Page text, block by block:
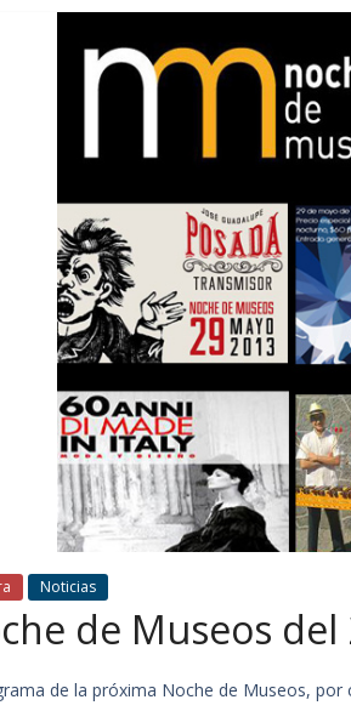
Noticias
de Museos
de la próxima Noche de Museos,